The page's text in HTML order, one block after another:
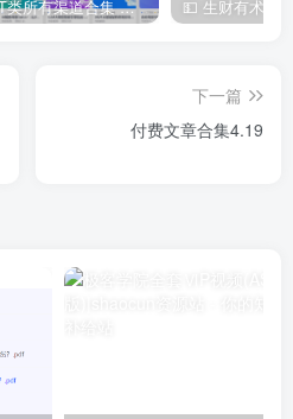
IT类所有渠道合集 持续日更，目前近四千多条资源 年费用户微信私信获取权限
下一篇
付费文章合集4.19